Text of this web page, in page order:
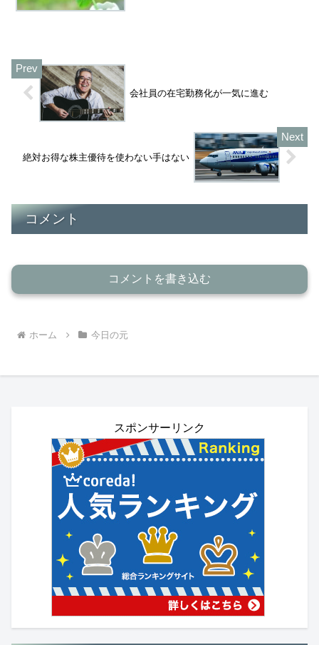
会社員の在宅勤務化が一気に進む
絶対お得な株主優待を使わない手はない
コメント
コメントを書き込む
ホーム 今日の元
スポンサーリンク